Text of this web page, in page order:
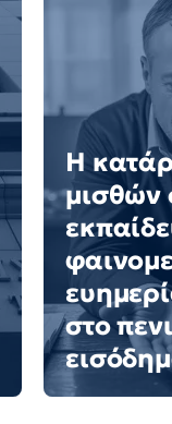
Η
μισθών
στο